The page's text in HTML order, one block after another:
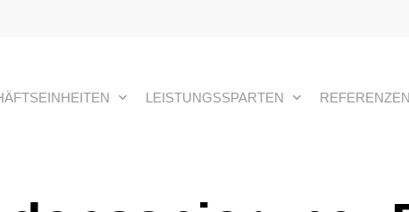
LEISTUNGSSPARTEN REFERENZEN